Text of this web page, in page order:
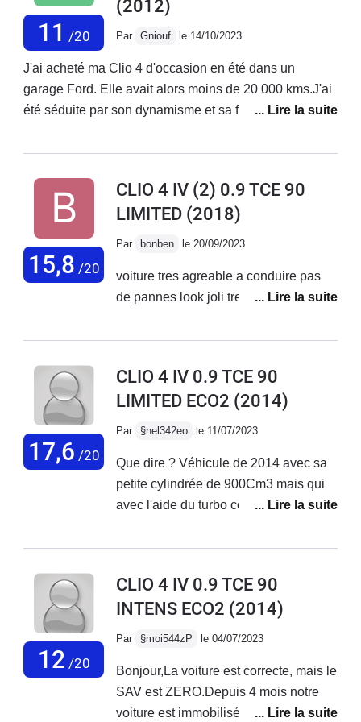
11 /20
(2012)
Par Gniouf le 14/10/2023
J'ai acheté ma Clio 4 d'occasion en été dans un
garage Ford. Elle avait alors moins de 20 000 kms.J'ai
été séduite par son dynamisme et sa faible
Les triangles se sont mis à grincer très fort sur chaque
bien installé.D'après Renault, c'est un défaut de
fabrication, on ne peux rien faire...Vente avec vice de
forme...La visibilité à l'arrière est très réduite et
l'ouverture du coffre est trop ressérée à mon goût.
J'aime tout de même sa simplicité et son électronique
peu envahissante.Je ne souhaite plus acheter Renault.
15,8 /20
CLIO 4 IV (2) 0.9 TCE 90
LIMITED (2018)
Par bonben le 20/09/2023
voiture tres agreable a conduire pas
de pannes look joli tres satifait
17,6 /20
CLIO 4 IV 0.9 TCE 90
LIMITED ECO2 (2014)
Par §nel342eo le 11/07/2023
Que dire ? Véhicule de 2014 avec sa
petite cylindrée de 900Cm3 mais qui
avec l'aide du turbo comble sa petite
fiabilité RIEN A REDIRE !Pas de souci
futur prorio si vous le serez de vérifier
le niveau du LDR qui peut baisser car
une faiblesse au niceau du thermostat
d'eau qui avait tendance à fuire (joint
du boitier a eau qui vieilli mal).Si
12 /20
CLIO 4 IV 0.9 TCE 90
INTENS ECO2 (2014)
Par §moi544zP le 04/07/2023
Bonjour,La voiture est correcte, mais le
SAV est ZERO.Depuis 4 mois notre
voiture est immobilisée au garage pour